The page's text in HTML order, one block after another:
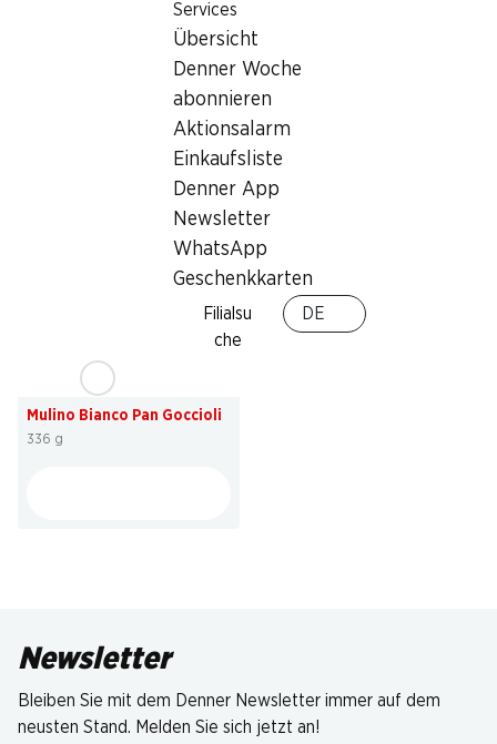
Services
Übersicht
Denner Woche
abonnieren
Aktionsalarm
Einkaufsliste
Denner App
Newsletter
WhatsApp
Geschenkkarten
Filialsu
che
DE
* Konkurrenzvergleich
Haribo Pixel sauer
150 Stück, 1,2 kg
SPECIAL
Mulino Bianco Pan Goccioli
336 g
Newsletter
Bleiben Sie mit dem Denner Newsletter immer auf dem
neusten Stand. Melden Sie sich jetzt an!